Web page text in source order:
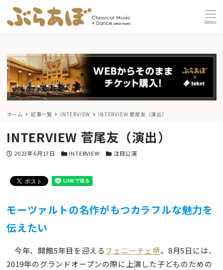
MENU
ホーム 記事一覧 INTERVIEW INTERVIEW 菅尾友（演出）
INTERVIEW 菅尾友（演出）
投稿日
2023年6月17日 カテゴリー
INTERVIEW カテゴリー
注目公演
モーツァルトの名作がもつカラフルな魅力を
伝えたい
今年、開館5年目を迎えるフェニーチェ堺。8月5日には、
2019年のグランドオープンの際に上演した子どものための